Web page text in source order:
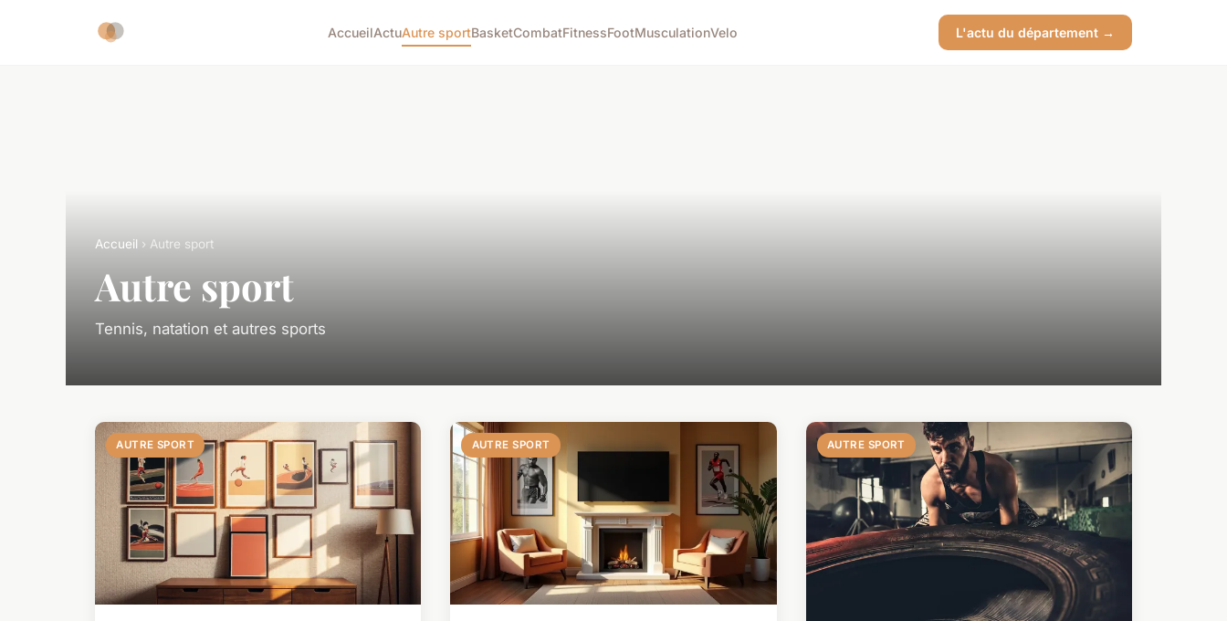
AccueilActuAutre sportBasketCombatFitnessFootMusculationVelo L'actu du département →
Accueil › Autre sport
Autre sport
Tennis, natation et autres sports
AUTRE SPORT AUTRE SPORT AUTRE SPORT